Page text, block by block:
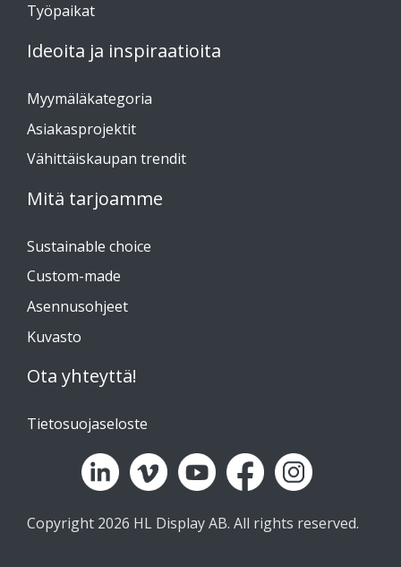
Työpaikat
Ideoita ja inspiraatioita
Myymäläkategoria
Asiakasprojektit
Vähittäiskaupan trendit
Mitä tarjoamme
Sustainable choice
Custom-made
Asennusohjeet
Kuvasto
Ota yhteyttä!
Tietosuojaseloste
Copyright 2026 HL Display AB. All rights reserved.